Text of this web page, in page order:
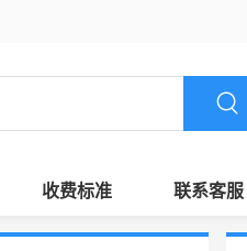
收费标准 联系客服